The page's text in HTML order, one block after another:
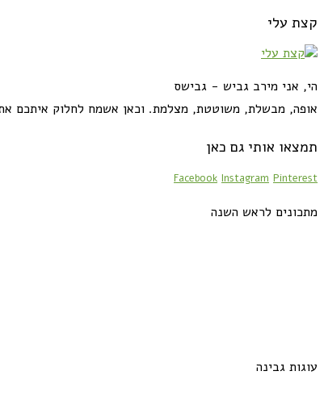
קצת עלי
הי, אני מירב גביש - גבישס
אופה, מבשלת, משוטטת, מצלמת. וכאן אשמח לחלוק איתכם
תמצאו אותי גם כאן
Facebook Instagram Pinterest
מתכונים לראש השנה
עוגות גבינה